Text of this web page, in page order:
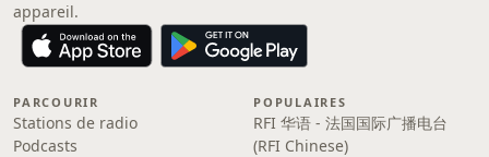
appareil.
PARCOURIR
Stations de radio
Podcasts
POPULAIRES
RFI 华语 - 法国国际广播电台
(RFI Chinese)